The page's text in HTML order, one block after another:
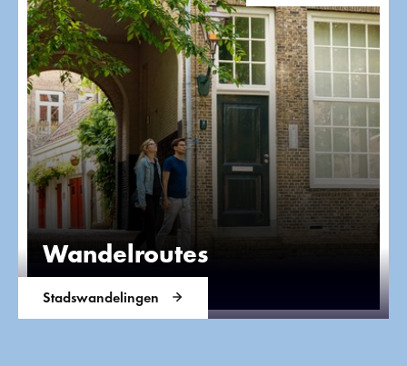
Wandelroutes
Stadswandelingen